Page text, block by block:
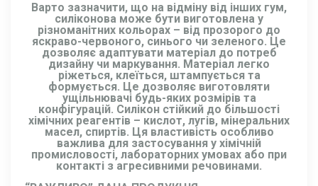
Варто зазначити, що на відміну від інших гум,
силіконова може бути виготовлена у
різноманітних кольорах – від прозорого до
яскраво-червоного, синього чи зеленого. Це
дозволяє адаптувати матеріал до потреб
дизайну чи маркування. Матеріал легко
ріжеться, клеїться, штампується та
формується. Це дозволяє виготовляти
ущільнювачі будь-яких розмірів та
конфігурацій. Силікон стійкий до більшості
хімічних реагентів – кислот, лугів, мінеральних
масел, спиртів. Ця властивість особливо
важлива для застосування у хімічній
промисловості, лабораторних умовах або при
контакті з агресивними речовинами.